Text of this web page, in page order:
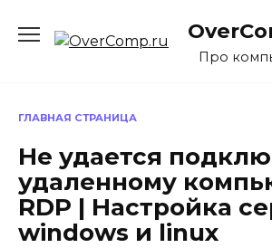
содержанию
Про
ГЛАВНАЯ СТРАНИЦА
Не удается
удаленному
RDP | Настройка
windows и linux